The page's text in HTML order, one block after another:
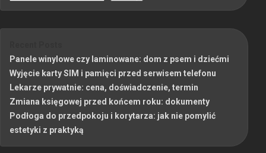
Panele winylowe czy laminowane: dom z psem i dziećmi
Wyjęcie karty SIM i pamięci przed serwisem telefonu
Lekarze prywatnie: cena, doświadczenie, termin
Zmiana księgowej przed końcem roku: dokumenty
Podłoga do przedpokoju i korytarza: jak nie pomylić
estetyki z praktyką